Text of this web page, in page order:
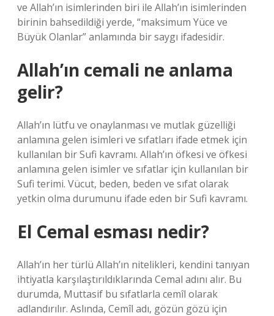
ve Allah’ın isimlerinden biri ile Allah’ın isimlerinden
birinin bahsedildiği yerde, “maksimum Yüce ve
Büyük Olanlar” anlamında bir saygı ifadesidir.
Allah’ın cemali ne anlama
gelir?
Allah’ın lütfu ve onaylanması ve mutlak güzelliği
anlamına gelen isimleri ve sıfatları ifade etmek için
kullanılan bir Sufi kavramı. Allah’ın öfkesi ve öfkesi
anlamına gelen isimler ve sıfatlar için kullanılan bir
Sufi terimi. Vücut, beden, beden ve sıfat olarak
yetkin olma durumunu ifade eden bir Sufi kavramı.
El Cemal esması nedir?
Allah’ın her türlü Allah’ın nitelikleri, kendini tanıyan
ihtiyatla karşılaştırıldıklarında Cemal adını alır. Bu
durumda, Muttasif bu sıfatlarla cemîl olarak
adlandırılır. Aslında, Cemîl adı, gözün gözü için